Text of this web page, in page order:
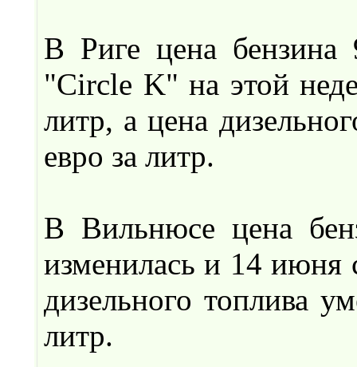
В Риге цена бензина
"Circle K" на этой
литр, а цена
евро за литр.
В Вильнюсе цена
изменилась и 14 июня
дизельного топлива
литр.